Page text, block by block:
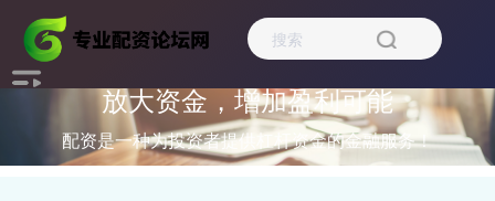
放大资金，增加盈利可能
配资是一种为投资者提供杠杆资金的金融服务！